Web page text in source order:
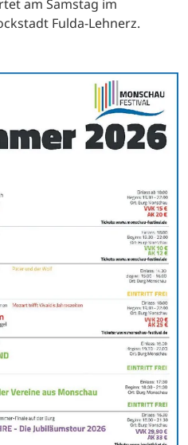
am Samstag im
Fulda-Lehnerz.